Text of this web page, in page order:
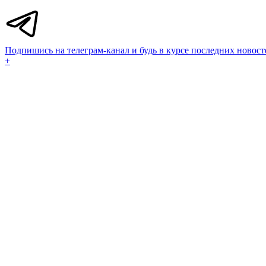
Подпишись на телеграм-канал и будь в курсе последних
+